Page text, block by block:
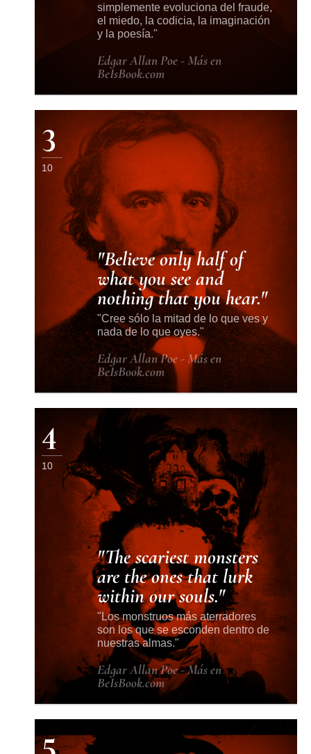
simplemente evoluciona del fraude,
el miedo, la codicia, la imaginación
y la poesía.
Edgar Allan Poe - Más en
BeIsBook.com
3
10
Believe only half of
what you see and
nothing that you hear.
Cree sólo la mitad de lo que ves y
nada de lo que oyes.
Edgar Allan Poe - Más en
BeIsBook.com
4
10
The scariest monsters
are the ones that lurk
within our souls.
Los monstruos más aterradores
son los que se esconden dentro de
nuestras almas.
Edgar Allan Poe - Más en
BeIsBook.com